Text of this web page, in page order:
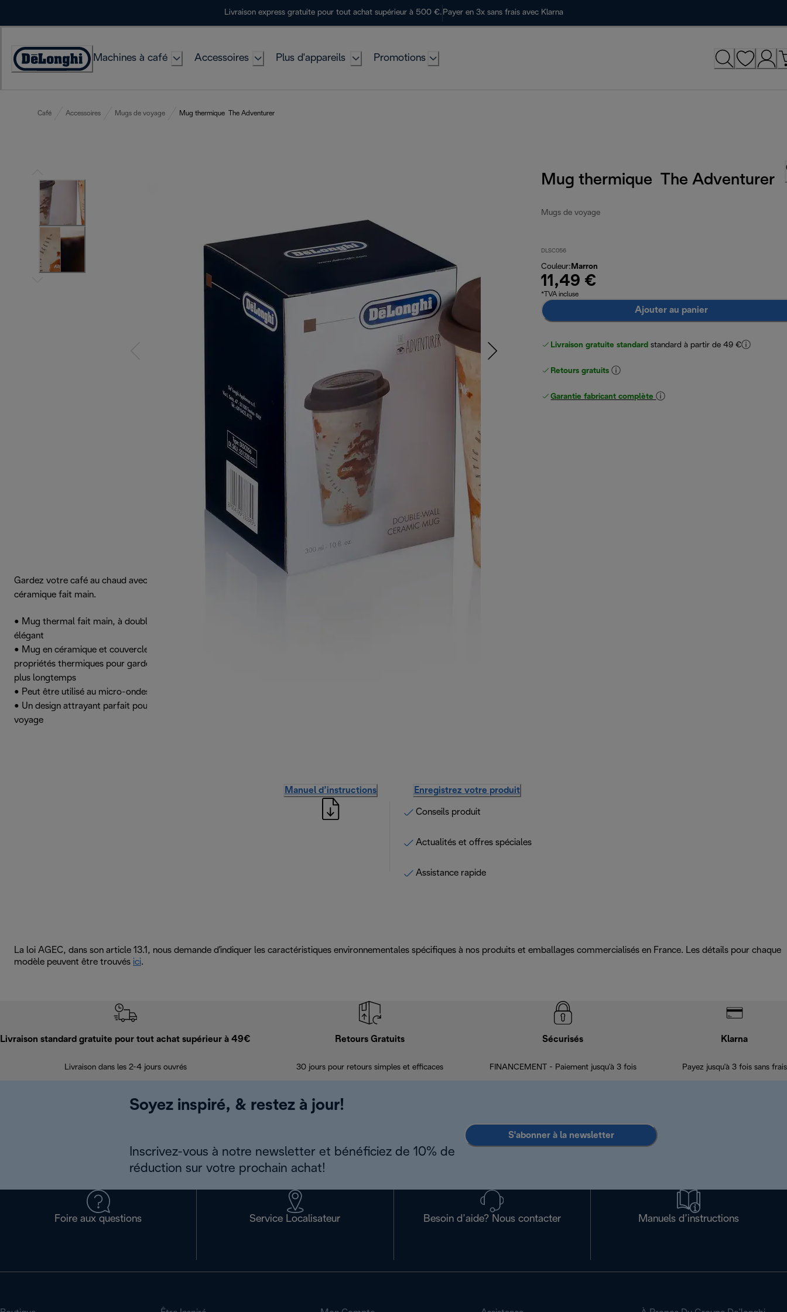
Livraison express gratuite pour tout achat supérieur à 500 €. Payer en 3x sans frais avec Klarna
Déclaration
Machines à café Accessoires Plus d'appareils Promotions
Café Accessoires Mugs de voyage Mug thermique The Adventurer
Mug thermique The Adventurer
Mugs de voyage
DLSC056
Couleur: Marron
11,49 €
*TVA incluse
Ajouter au panier
Livraison gratuite standard standard à partir de 49 €
Retours gratuits
Garantie fabricant complète
Gardez votre café au chaud avec ce mug thermal en
céramique fait main.
• Mug thermal fait main, à double paroi, et au design
élégant
• Mug en céramique et couvercle en silicone aux
propriétés thermiques pour garder votre boisson au chaud
plus longtemps
• Peut être utilisé au micro-ondes et au lave-vaisselle
• Un design attrayant parfait pour les amoureux du
voyage
Manuel d’instructions Enregistrez votre produit
Conseils produit
Actualités et offres spéciales
Assistance rapide
La loi AGEC, dans son article 13.1, nous demande d'indiquer les caractéristiques environnementales spécifiques à nos produits et emballages commercialisés en France. Les détails pour chaque
modèle peuvent être trouvés ici.
Livraison standard gratuite pour tout achat supérieur à 49€
Livraison dans les 2-4 jours ouvrés
Retours Gratuits
30 jours pour retours simples et efficaces
Sécurisés
FINANCEMENT - Paiement jusqu'à 3 fois
Klarna
Payez jusqu'à 3 fois sans frais
Soyez inspiré, & restez à jour!
Inscrivez-vous à notre newsletter et bénéficiez de 10% de
réduction sur votre prochain achat!
S'abonner à la newsletter
Foire aux questions Service Localisateur Besoin d’aide? Nous contacter Manuels d’instructions